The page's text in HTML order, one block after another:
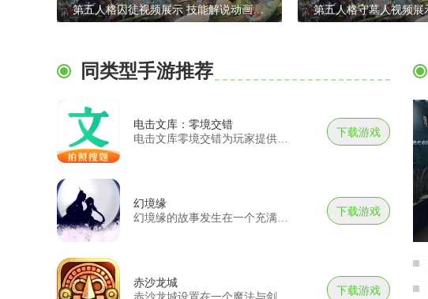
第五人格囚徒视频展示 技能解说动画介绍
同类型手游推荐
电击文库：零境交错
下载游戏
幻境缘
下载游戏
赤沙龙城
下载游戏